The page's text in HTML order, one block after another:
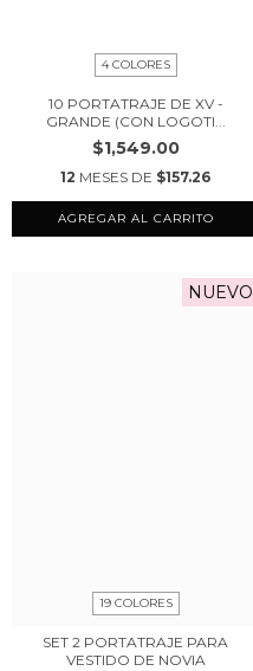
4 COLORES
10 PORTATRAJE DE XV -
GRANDE (CON LOGOTI...
$1,549.00
12 MESES DE $157.26
AGREGAR AL CARRITO
NUEVO
19 COLORES
SET 2 PORTATRAJE PARA
VESTIDO DE NOVIA